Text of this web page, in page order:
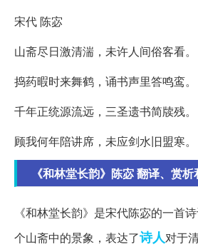
宋代 陈宓
山斋尽日激清湍，未许人间俗客看。
捣药暇时来舞鹤，诵书声里答鸣鸾。
千年正统源流远，三圣遗书简牍残。
顾我何年陪讲席，未应剑水旧盟寒。
《和林堂长韵》陈宓 翻译、赏
《和林堂长韵》是宋代陈宓的一首
个山斋中的景象，表达了诗人对于